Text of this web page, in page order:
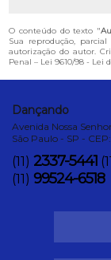
O conteúdo do texto "
Sua reprodução,
autorização do autor.
Penal – Lei 9610/98 - Lei
Dançando
Avenida Nossa
São Paulo - SP -
(11) 2337-5441
(11) 99524-6518